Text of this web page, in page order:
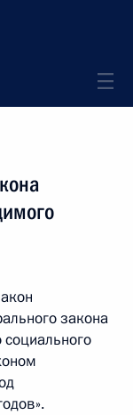
закона